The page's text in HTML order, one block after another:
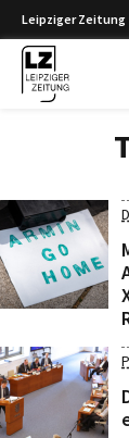
Leipziger Zeitung